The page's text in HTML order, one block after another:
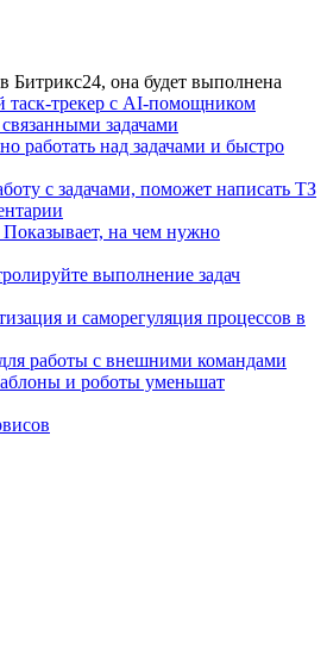
Битрикс24, она будет выполнена
таск-трекер с AI-помощником
задачами
работать над задачами и быстро
с задачами, поможет написать ТЗ
Показывает, на чем нужно
выполнение задач
и саморегуляция процессов в
работы с внешними командами
и роботы уменьшат